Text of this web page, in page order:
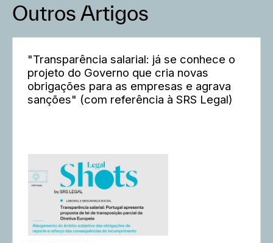
Outros Artigos
"Transparência salarial: já se conhece o
projeto do Governo que cria novas
obrigações para as empresas e agrava
sanções" (com referência à SRS Legal)